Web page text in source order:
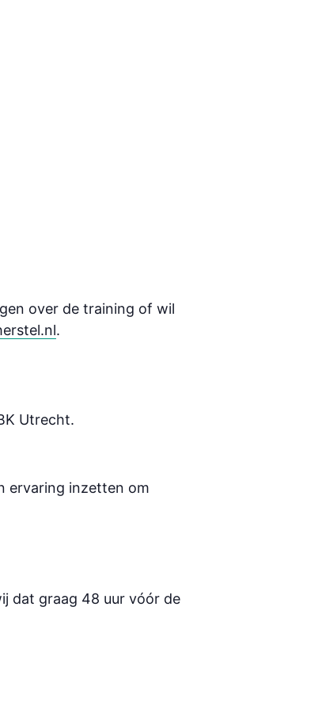
over de training of wil
.
Utrecht.
ervaring inzetten om
dat graag 48 uur vóór de